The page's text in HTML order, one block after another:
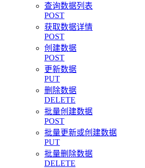
查询数据列表
POST
获取数据详情
POST
创建数据
POST
更新数据
PUT
删除数据
DELETE
批量创建数据
POST
批量更新或创建数据
PUT
批量删除数据
DELETE